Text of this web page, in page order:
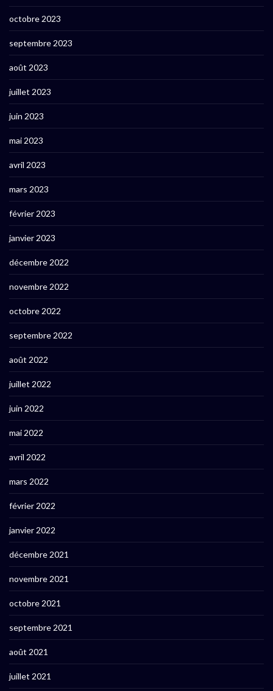
octobre 2023
septembre 2023
août 2023
juillet 2023
juin 2023
mai 2023
avril 2023
mars 2023
février 2023
janvier 2023
décembre 2022
novembre 2022
octobre 2022
septembre 2022
août 2022
juillet 2022
juin 2022
mai 2022
avril 2022
mars 2022
février 2022
janvier 2022
décembre 2021
novembre 2021
octobre 2021
septembre 2021
août 2021
juillet 2021